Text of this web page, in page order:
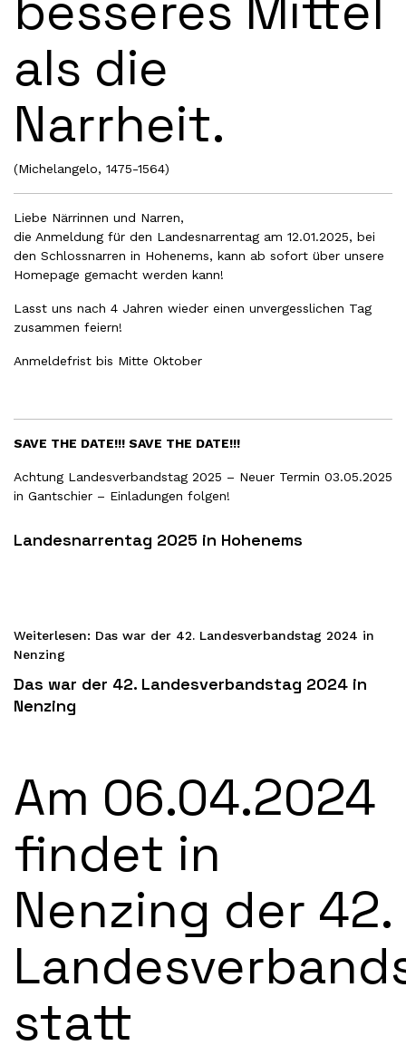
Landesnarrentag 2025 in Hohenems
als die
Narrheit.
(Michelangelo, 1475-1564)
Liebe Närrinnen und Narren,
die Anmeldung für den Landesnarrentag am 12.01.2025, bei
den Schlossnarren in Hohenems, kann ab sofort über unsere
Homepage gemacht werden kann!
Lasst uns nach 4 Jahren wieder einen unvergesslichen Tag
zusammen feiern!
Anmeldefrist bis Mitte Oktober
SAVE THE DATE!!! SAVE THE DATE!!!
Achtung Landesverbandstag 2025 – Neuer Termin 03.05.2025
in Gantschier – Einladungen folgen!
Das war der 42. Landesverbandstag 2024 in
Nenzing
Weiterlesen: Das war der 42. Landesverbandstag 2024 in
Nenzing
Am 06.04.2024
findet in
Nenzing der 42.
statt